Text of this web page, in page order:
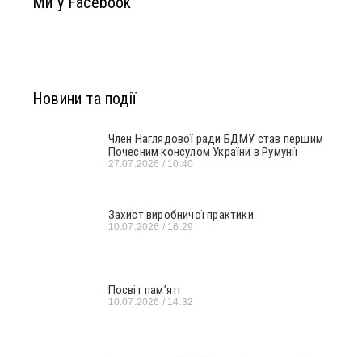
Новини та події
Член Наглядової ради БДМУ став першим
Почесним консулом України в Румунії
27.07.2026 10:40
Захист виробничої практики
10.07.2026 16:29
Посвіт пам’яті
10.07.2026 14:32